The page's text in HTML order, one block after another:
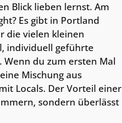
Blick lieben lernst. Am
Es gibt in Portland
die vielen kleinen
individuell geführte
Wenn du zum ersten Mal
Mischung aus
Locals. Der Vorteil einer
sondern überlässt